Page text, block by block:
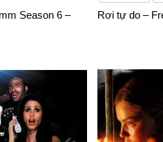
Season 6 –
Rơi tự do –